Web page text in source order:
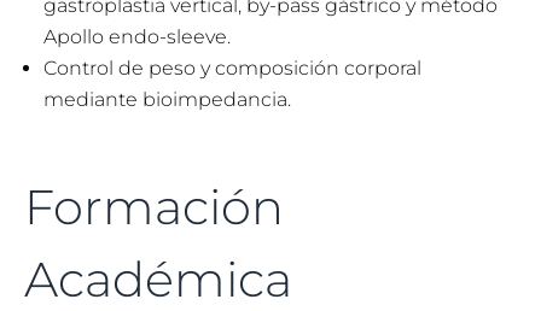
gastroplastia vertical, by-pass gástrico y método
Apollo endo-sleeve.
Control de peso y composición corporal
mediante bioimpedancia.
Formación
Académica